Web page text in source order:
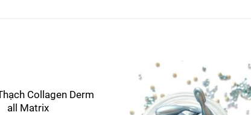
Collagen Derm
all Matrix